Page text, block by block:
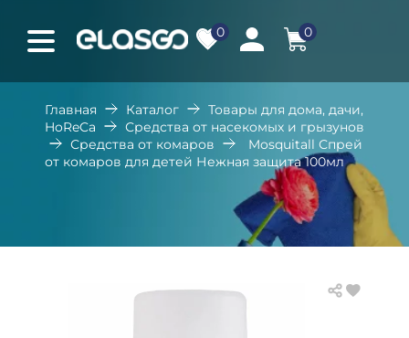
0 0
Главная Каталог
Товары для дома, дачи,
HoReCa
Средства от насекомых и грызунов
Средства от комаров
Mosquitall Спрей
от комаров для детей Нежная защита 100мл